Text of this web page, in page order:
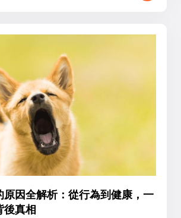
原因全解析：從行為到健康，一
後真相